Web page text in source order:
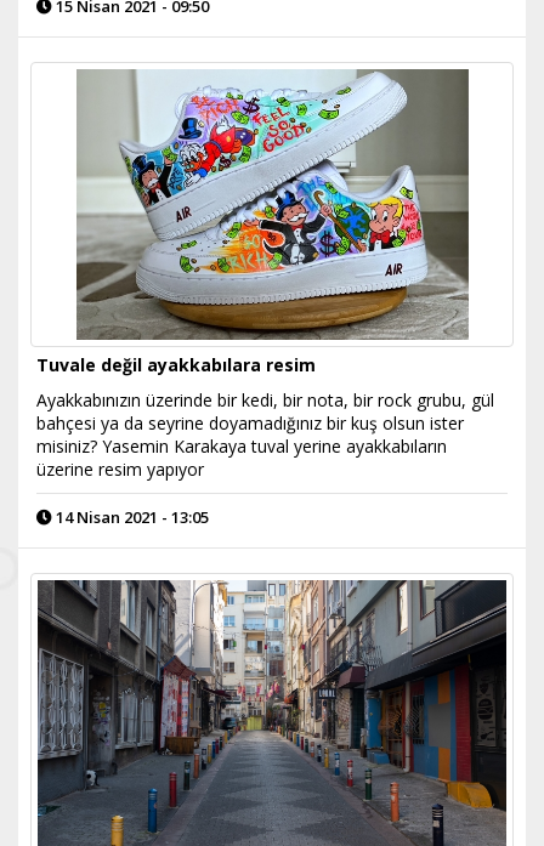
15 Nisan 2021 - 09:50
Tuvale değil ayakkabılara resim
Ayakkabınızın üzerinde bir kedi, bir nota, bir rock grubu, gül
bahçesi ya da seyrine doyamadığınız bir kuş olsun ister
misiniz? Yasemin Karakaya tuval yerine ayakkabıların
üzerine resim yapıyor
14 Nisan 2021 - 13:05